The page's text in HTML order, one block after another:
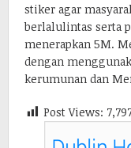
stiker agar
berlalulintas serta
menerapkan 5M.
dengan
kerumunan dan
Post Views: